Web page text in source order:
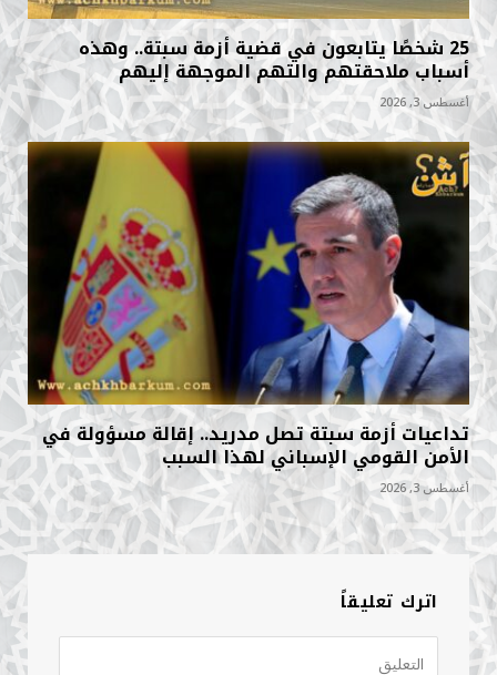
25 شخصًا يتابعون في قضية أزمة سبتة.. وهذه
أسباب ملاحقتهم والتهم الموجهة إليهم
أغسطس 3, 2026
تداعيات أزمة سبتة تصل مدريد.. إقالة مسؤولة في
الأمن القومي الإسباني لهذا السبب
أغسطس 3, 2026
اترك تعليقاً